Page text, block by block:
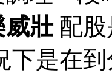
威壯配股
下是在